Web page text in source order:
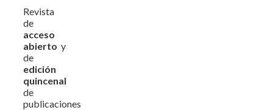
Revista
de
acceso
abierto y
de
edición
quincenal
de
publicaciones